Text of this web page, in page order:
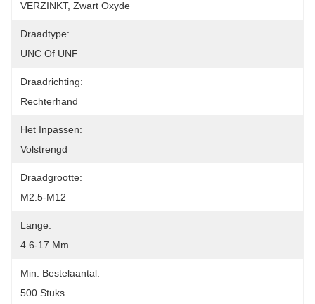
VERZINKT, Zwart Oxyde
Draadtype:
UNC Of UNF
Draadrichting:
Rechterhand
Het Inpassen:
Volstrengd
Draadgrootte:
M2.5-M12
Lange:
4.6-17 Mm
Min. Bestelaantal:
500 Stuks